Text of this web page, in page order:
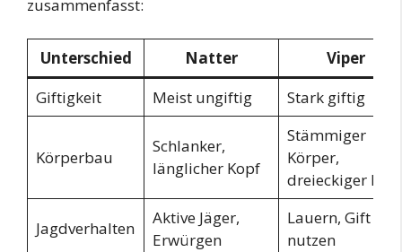
zusammenfasst:
Unterschied Natter
Viper
Giftigkeit
Meist ungiftig Stark giftig
Körperbau
Schlanker,
länglicher Kopf
Stämmiger
Körper,
dreieckiger
Jagdverhalten
Aktive Jäger,
Erwürgen
Lauern, Gift
nutzen